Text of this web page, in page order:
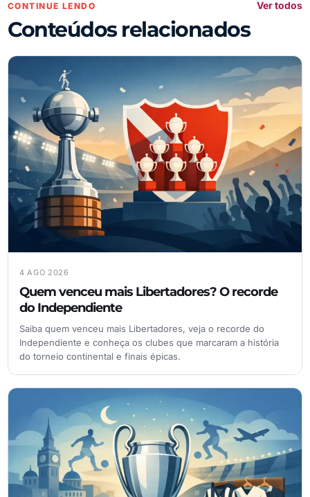
CONTINUE LENDO
Conteúdos relacionados
Ver todos
4 AGO 2026
Quem venceu mais Libertadores? O recorde
do Independiente
Saiba quem venceu mais Libertadores, veja o recorde do
Independiente e conheça os clubes que marcaram a história
do torneio continental e finais épicas.